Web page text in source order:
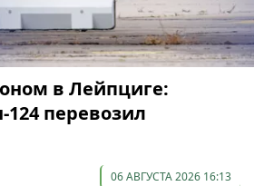
в Лейпциге:
перевозил
06 АВГУСТА 2026 16:13